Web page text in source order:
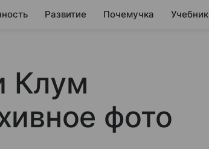
Развитие Почемучка Учебник
Клум
фото